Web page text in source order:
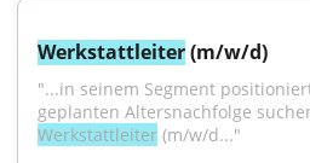
Werkstattleiter (m/w/d)
"...in seinem Segment
Werkstattleiter (m/w/d..."